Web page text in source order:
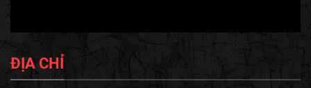
ĐỊA CHỈ